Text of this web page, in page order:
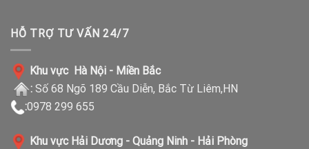
HỖ TRỢ TƯ VẤN 24/7
Khu vực Hà Nội - Miền Bắc
: Số 68 Ngõ 189 Cầu Diễn, Bắc Từ Liêm,HN
:0978 299 655
Khu vực Hải Dương - Quảng Ninh - Hải Phòng